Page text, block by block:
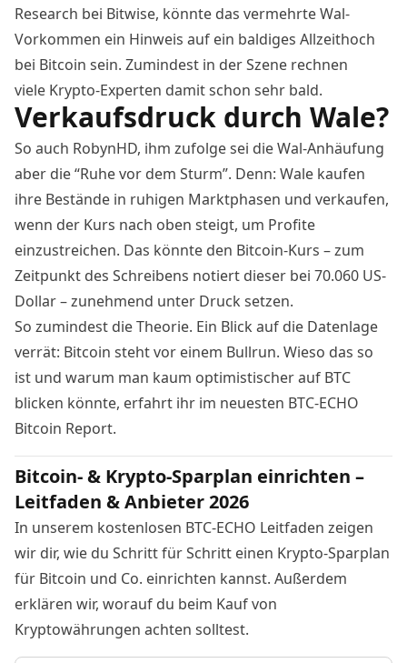
Research bei Bitwise, könnte das vermehrte Wal-
Vorkommen ein Hinweis auf ein baldiges Allzeithoch
bei Bitcoin sein. Zumindest in der Szene rechnen
viele Krypto-Experten damit schon sehr bald.
Verkaufsdruck durch Wale?
So auch RobynHD, ihm zufolge sei die Wal-Anhäufung
aber die “Ruhe vor dem Sturm”. Denn: Wale kaufen
ihre Bestände in ruhigen Marktphasen und verkaufen,
wenn der Kurs nach oben steigt, um Profite
einzustreichen. Das könnte den Bitcoin-Kurs – zum
Zeitpunkt des Schreibens notiert dieser bei 70.060 US-
Dollar – zunehmend unter Druck setzen.
So zumindest die Theorie. Ein Blick auf die Datenlage
verrät: Bitcoin steht vor einem Bullrun. Wieso das so
ist und warum man kaum optimistischer auf BTC
blicken könnte, erfahrt ihr im neuesten BTC-ECHO
Bitcoin Report.
Bitcoin- & Krypto-Sparplan einrichten –
Leitfaden & Anbieter 2026
In unserem kostenlosen BTC-ECHO Leitfaden zeigen
wir dir, wie du Schritt für Schritt einen Krypto-Sparplan
für Bitcoin und Co. einrichten kannst. Außerdem
erklären wir, worauf du beim Kauf von
Kryptowährungen achten solltest.